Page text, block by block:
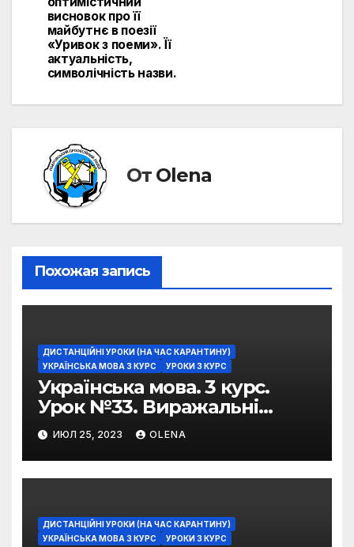
висновок про її
майбутнє в поезії
«Уривок з поеми». Її
актуальність,
символічність назви.
От Olena
Похожая запись
ДИСТАНЦІЙНІ УРОКИ (НА ЧАС КАРАНТИНУ)
УКРАЇНСЬКА МОВА 3 КУРС
УРОКИ 3 КУРС
Українська мова. 3 курс.
Урок №33. Виражальні
можливості фразеологізмів
ИЮЛ 25, 2023 OLENA
ДИСТАНЦІЙНІ УРОКИ (НА ЧАС КАРАНТИНУ)
УКРАЇНСЬКА МОВА 3 КУРС
УРОКИ 3 КУРС